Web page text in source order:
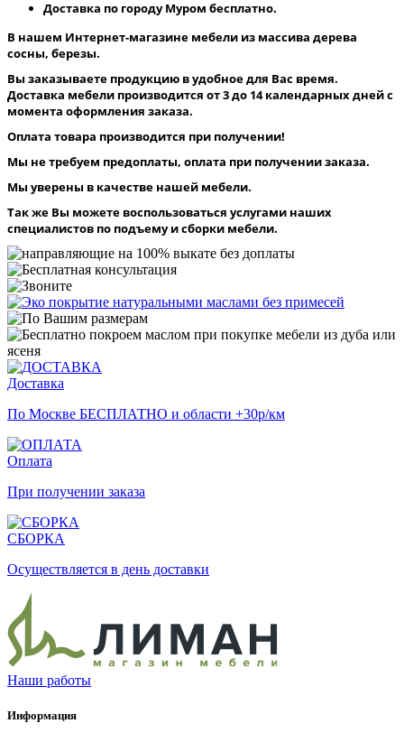
Доставка по городу Муром бесплатно.
В нашем Интернет-магазине мебели из массива дерева
сосны, березы.
Вы заказываете продукцию в удобное для Вас время.
Доставка мебели производится от 3 до 14 календарных дней с
момента оформления заказа.
Оплата товара производится при получении!
Мы не требуем предоплаты, оплата при получении заказа.
Мы уверены в качестве нашей мебели.
Так же Вы можете воспользоваться услугами наших
специалистов по подъему и сборки мебели.
Доставка
По Москве БЕСПЛАТНО и области +30р/км
Оплата
При получении заказа
СБОРКА
Осуществляется в день доставки
Наши работы
Информация